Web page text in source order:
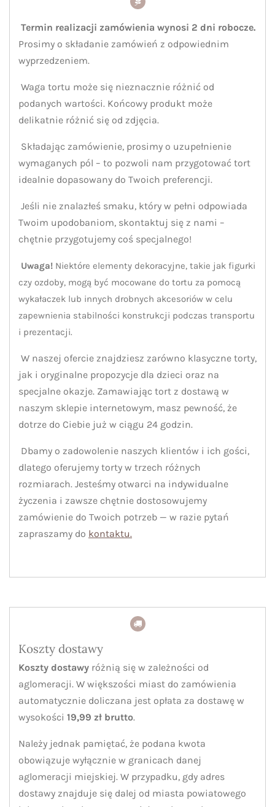
Termin realizacji zamówienia wynosi 2 dni robocze.
Prosimy o składanie zamówień z odpowiednim
wyprzedzeniem.
Waga tortu może się nieznacznie różnić od
podanych wartości. Końcowy produkt może
delikatnie różnić się od zdjęcia.
Składając zamówienie, prosimy o uzupełnienie
wymaganych pól – to pozwoli nam przygotować tort
idealnie dopasowany do Twoich preferencji.
Jeśli nie znalazłeś smaku, który w pełni odpowiada
Twoim upodobaniom, skontaktuj się z nami –
chętnie przygotujemy coś specjalnego!
Uwaga! Niektóre elementy dekoracyjne, takie jak figurki
czy ozdoby, mogą być mocowane do tortu za pomocą
wykałaczek lub innych drobnych akcesoriów w celu
zapewnienia stabilności konstrukcji podczas transportu
i prezentacji.
W naszej ofercie znajdziesz zarówno klasyczne torty,
jak i oryginalne propozycje dla dzieci oraz na
specjalne okazje. Zamawiając tort z dostawą w
naszym sklepie internetowym, masz pewność, że
dotrze do Ciebie już w ciągu 24 godzin.
Dbamy o zadowolenie naszych klientów i ich gości,
dlatego oferujemy torty w trzech różnych
rozmiarach. Jesteśmy otwarci na indywidualne
życzenia i zawsze chętnie dostosowujemy
zamówienie do Twoich potrzeb — w razie pytań
zapraszamy do kontaktu.
Koszty dostawy
Koszty dostawy różnią się w zależności od
aglomeracji. W większości miast do zamówienia
automatycznie doliczana jest opłata za dostawę w
wysokości 19,99 zł brutto.
Należy jednak pamiętać, że podana kwota
obowiązuje wyłącznie w granicach danej
aglomeracji miejskiej. W przypadku, gdy adres
dostawy znajduje się dalej od miasta powiatowego